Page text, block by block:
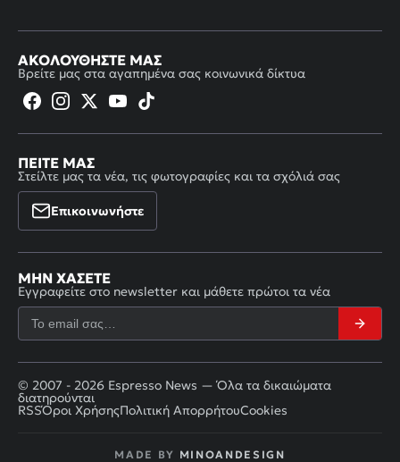
ΑΚΟΛΟΥΘΉΣΤΕ ΜΑΣ
Βρείτε μας στα αγαπημένα σας κοινωνικά δίκτυα
ΠΕΊΤΕ ΜΑΣ
Στείλτε μας τα νέα, τις φωτογραφίες και τα σχόλιά σας
Επικοινωνήστε
ΜΗΝ ΧΆΣΕΤΕ
Εγγραφείτε στο newsletter και μάθετε πρώτοι τα νέα
© 2007 - 2026 Espresso News — Όλα τα δικαιώματα
διατηρούνται
RSSΌροι ΧρήσηςΠολιτική ΑπορρήτουCookies
MADE BY MINOANDESIGN